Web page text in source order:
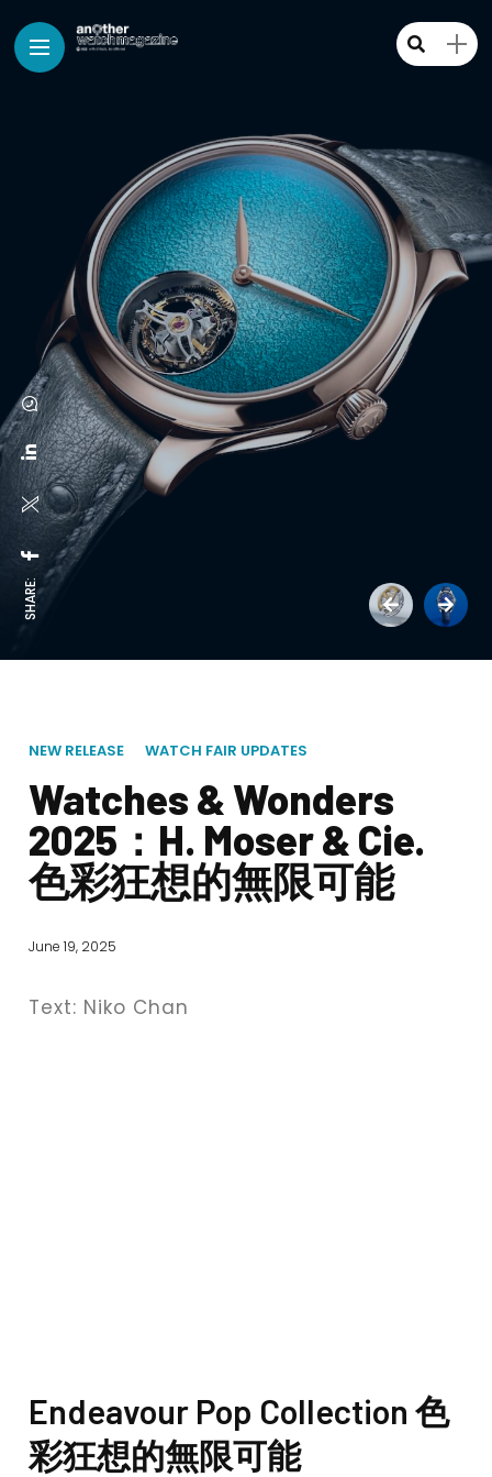
SHARE:
NEW RELEASE WATCH FAIR UPDATES
Watches & Wonders
2025：H. Moser & Cie.
色彩狂想的無限可能
June 19, 2025
Text: Niko Chan
Endeavour Pop Collection 色
彩狂想的無限可能